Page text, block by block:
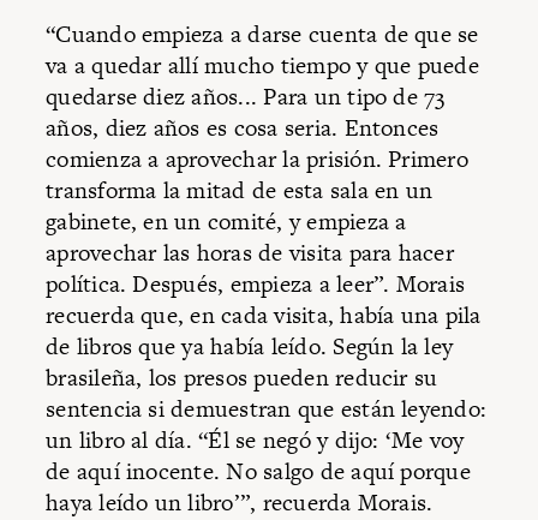
“Cuando empieza a darse cuenta de que se
va a quedar allí mucho tiempo y que puede
quedarse diez años... Para un tipo de 73
años, diez años es cosa seria. Entonces
comienza a aprovechar la prisión. Primero
transforma la mitad de esta sala en un
gabinete, en un comité, y empieza a
aprovechar las horas de visita para hacer
política. Después, empieza a leer”. Morais
recuerda que, en cada visita, había una pila
de libros que ya había leído. Según la ley
brasileña, los presos pueden reducir su
sentencia si demuestran que están leyendo:
un libro al día. “Él se negó y dijo: ‘Me voy
de aquí inocente. No salgo de aquí porque
haya leído un libro’”, recuerda Morais.